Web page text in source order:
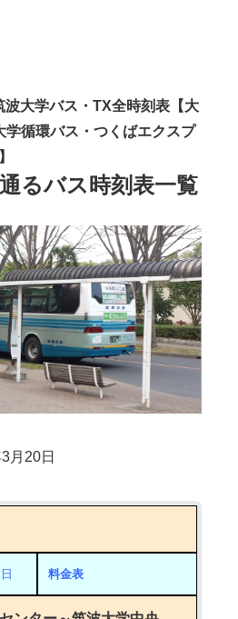
波大学バス・TX全時刻表【大
循環バス・ つくばエクスプ
るバス時刻表一覧
20日
料金表